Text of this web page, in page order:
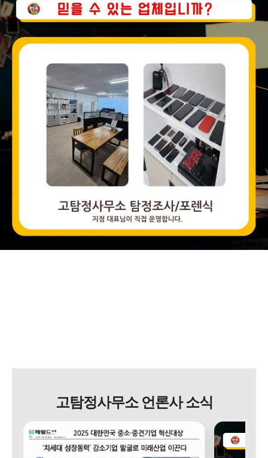
고탐정사무소 언론사 소식